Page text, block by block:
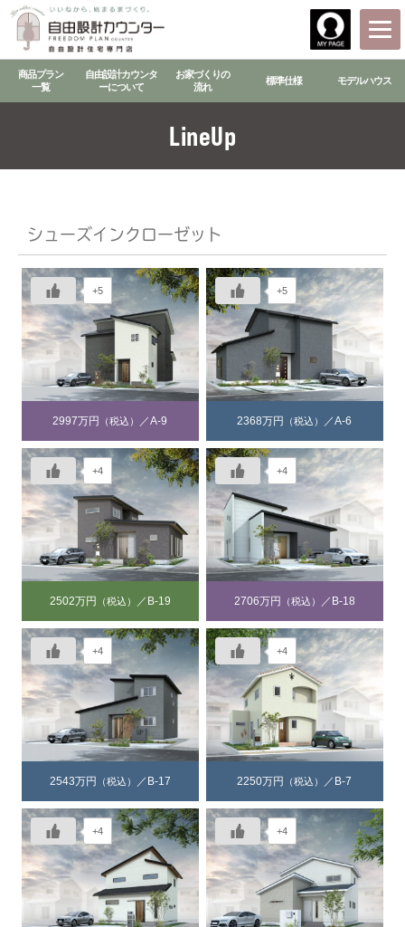
商品プラン
一覧
自由設計カウンタ
ーについて
お家づくりの
流れ
標準仕様 モデルハウス
LineUp
シューズインクローゼット
2997万円 （税込） ／A-9
+5
2368万円 （税込） ／A-6
+5
2502万円 （税込） ／B-19
+4
2706万円 （税込） ／B-18
+4
2543万円 （税込） ／B-17
+4
2250万円 （税込） ／B-7
+4
+4 +4